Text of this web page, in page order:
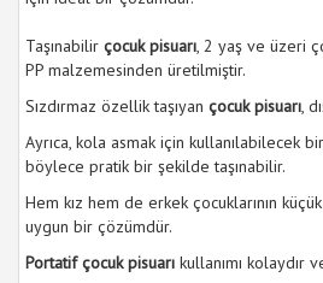
Taşınabilir çocuk pisuarı , 2 yaş ve üzeri
PP malzemesinden üretilmiştir.
Sızdırmaz özellik taşıyan çocuk pisuarı ,
Ayrıca, kola asmak için kullanılabilecek
böylece pratik bir şekilde taşınabilir.
Hem kız hem de erkek çocuklarının
uygun bir çözümdür.
Portatif çocuk pisuarı kullanımı kolaydır